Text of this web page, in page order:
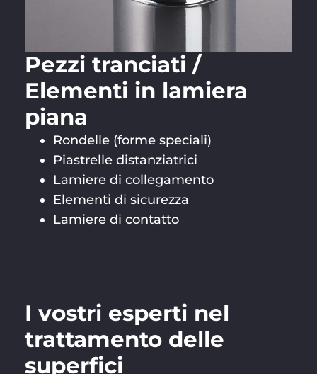
Pezzi tranciati /
Elementi in lamiera
piana
Rondelle (forme speciali)
Piastrelle distanziatrici
Lamiere di collegamento
Elementi di sicurezza
Lamiere di contatto
I vostri esperti nel
trattamento delle
superfici